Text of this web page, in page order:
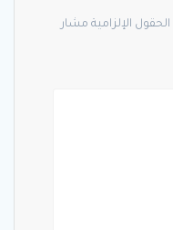
الحقول الإلزامية مشار